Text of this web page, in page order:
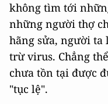
không tìm tới
những người thợ
hãng sửa, người ta
trừ virus. Chẳng
chưa tồn tại được
"tục lệ".